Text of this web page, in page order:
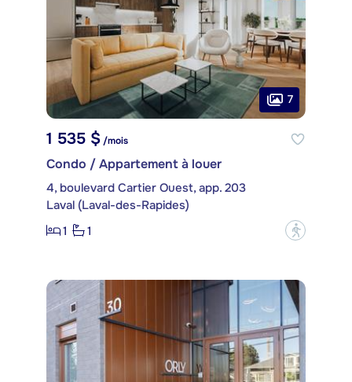
7
1 535 $/mois
Condo / Appartement à louer
4, boulevard Cartier Ouest, app. 203
Laval (Laval-des-Rapides)
1
1 ?